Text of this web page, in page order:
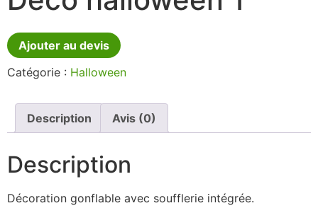
Ajouter au devis
Catégorie : Halloween
Description Avis (0)
Description
Décoration gonflable avec soufflerie intégrée.